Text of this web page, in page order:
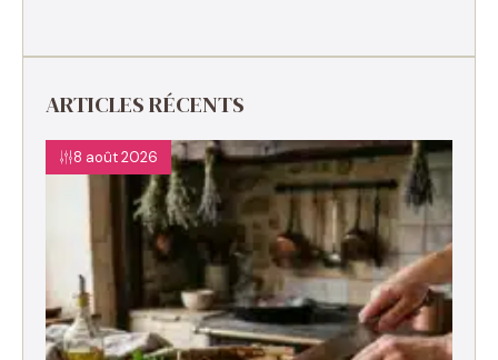
ARTICLES RÉCENTS
8 août 2026